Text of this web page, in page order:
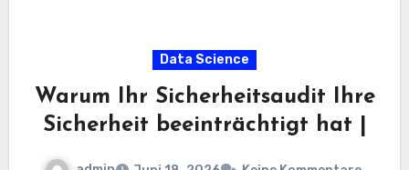
Data Science
Warum Ihr Sicherheitsaudit Ihre
Sicherheit beeinträchtigt hat |